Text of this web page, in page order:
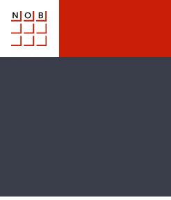
NOB
Voor een excellente